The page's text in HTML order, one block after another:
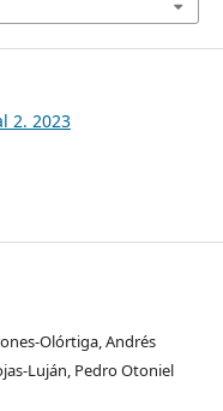
2. 2023
Olórtiga, Andrés
Luján, Pedro Otoniel